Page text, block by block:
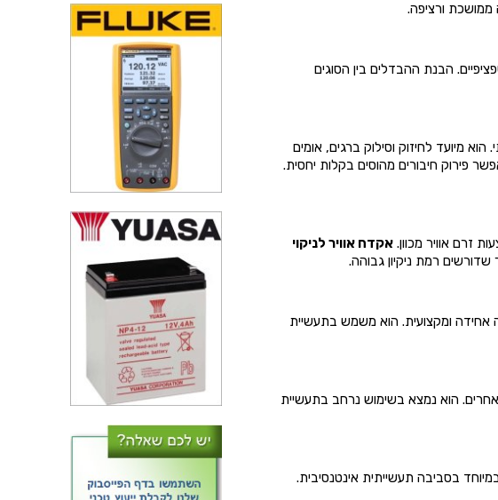
ממושכת ורציפה.
הבנת ההבדלים בין הסוגים
מיועד לחיזוק וסילוק ברגים, אומים
פירוק חיבורים מהוסים בקלות יחסית.
זרם אוויר מכוון.אקדח אוויר לניקוי
רמת ניקיון גבוהה.
אחידה ומקצועית. הוא משמש בתעשיית
הוא נמצא בשימוש נרחב בתעשיית
בסביבה תעשייתית אינטנסיבית.